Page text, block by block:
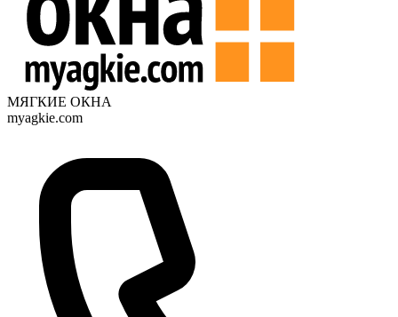
МЯГКИЕ ОКНА
myagkie.com